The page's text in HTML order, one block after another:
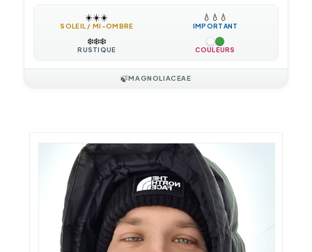
☀️☀️☀️
SOLEIL / MI-OMBRE
💧 💧 💧
IMPORTANT
❄️❄️❄️
RUSTIQUE COULEURS
🍃MAGNOLIACEAE